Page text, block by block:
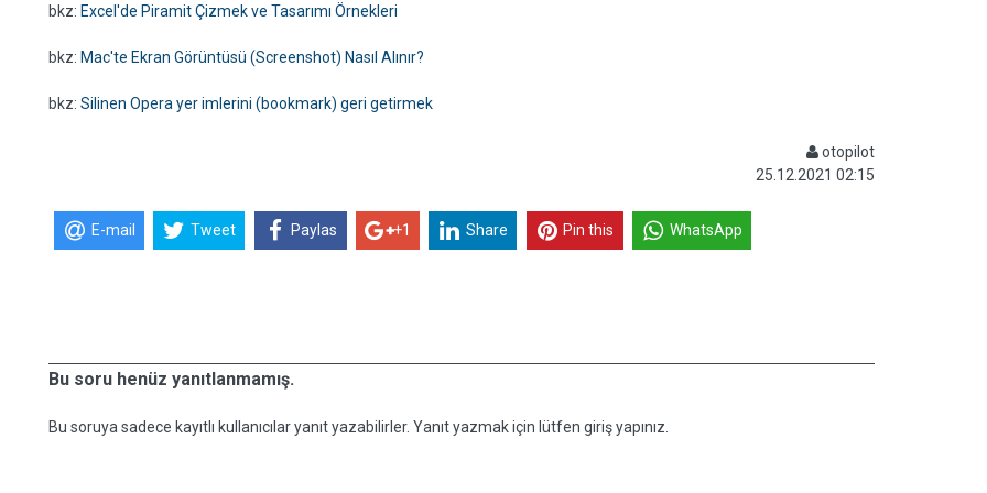
bkz: Excel'de Piramit Çizmek ve Tasarımı Örnekleri
bkz: Mac'te Ekran Görüntüsü (Screenshot) Nasıl Alınır?
bkz: Silinen Opera yer imlerini (bookmark) geri getirmek
otopilot
25.12.2021 02:15
E-mail Tweet Paylas +1 Share Pin this WhatsApp
Bu soru henüz yanıtlanmamış.
Bu soruya sadece kayıtlı kullanıcılar yanıt yazabilirler. Yanıt yazmak için lütfen giriş yapınız.